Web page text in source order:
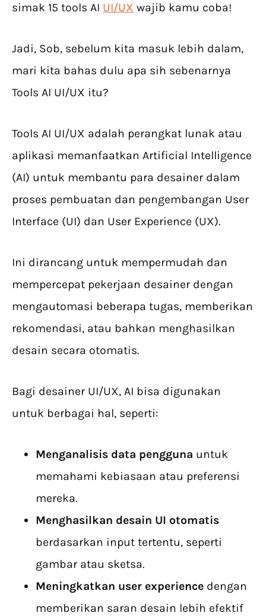
simak 15 tools AI UI/UX wajib kamu coba!
Jadi, Sob, sebelum kita masuk lebih dalam,
mari kita bahas dulu apa sih sebenarnya
Tools AI UI/UX itu?
Tools AI UI/UX adalah perangkat lunak atau
aplikasi memanfaatkan Artificial Intelligence
(AI) untuk membantu para desainer dalam
proses pembuatan dan pengembangan User
Interface (UI) dan User Experience (UX).
Ini dirancang untuk mempermudah dan
mempercepat pekerjaan desainer dengan
mengautomasi beberapa tugas, memberikan
rekomendasi, atau bahkan menghasilkan
desain secara otomatis.
Bagi desainer UI/UX, AI bisa digunakan
untuk berbagai hal, seperti:
Menganalisis data pengguna untuk
memahami kebiasaan atau preferensi
mereka.
Menghasilkan desain UI otomatis
berdasarkan input tertentu, seperti
gambar atau sketsa.
Meningkatkan user experience dengan
memberikan saran desain lebih efektif